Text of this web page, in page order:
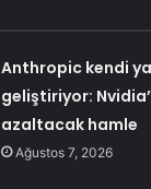
Anthropic kendi
geliştiriyor:
azaltacak hamle
Ağustos 7, 2026